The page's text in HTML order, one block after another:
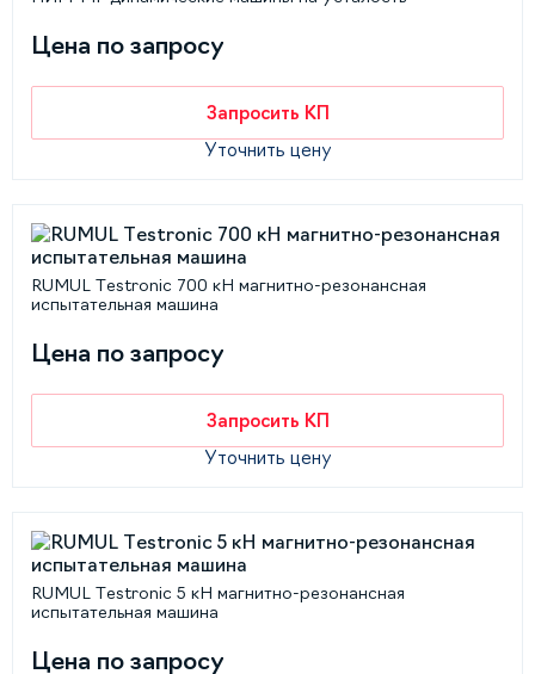
Цена по запросу
Запросить КП
Уточнить цену
RUMUL Testronic 700 кН магнитно-резонансная
испытательная машина
Цена по запросу
Запросить КП
Уточнить цену
RUMUL Testronic 5 кН магнитно-резонансная
испытательная машина
Цена по запросу